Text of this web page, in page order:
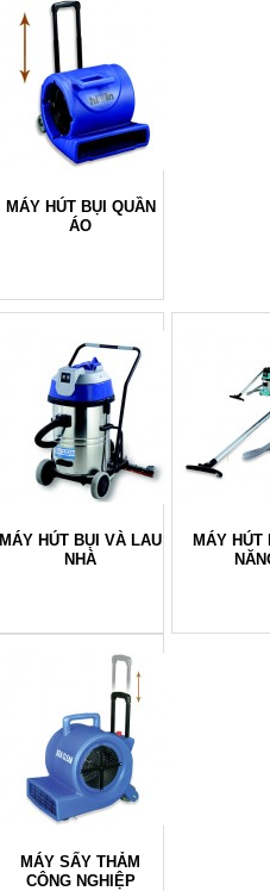
MÁY HÚT BỤI QUẦN
ÁO
MÁY HÚT BỤI VÀ LAU
NHÀ
MÁY HÚT
MÁY SẤY THẢM
CÔNG NGHIỆP